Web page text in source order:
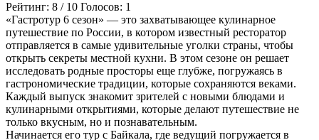
Рейтинг: 8 / 10 Голосов: 1
«Гастротур 6 сезон» — это захватывающее кулинарное
путешествие по России, в котором известный ресторатор
отправляется в самые удивительные уголки страны, чтобы
открыть секреты местной кухни. В этом сезоне он решает
исследовать родные просторы еще глубже, погружаясь в
гастрономические традиции, которые сохраняются веками.
Каждый выпуск знакомит зрителей с новыми блюдами и
кулинарными открытиями, которые делают путешествие не
только вкусным, но и познавательным.
Начинается его тур с Байкала, где ведущий погружается в